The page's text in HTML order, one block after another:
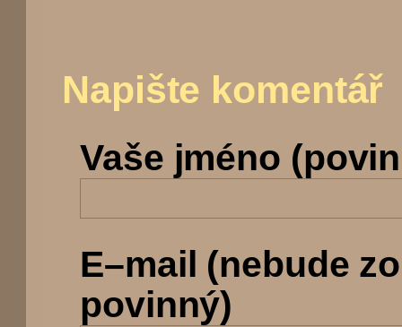
Napište komentář
Vaše jméno
E–mail (nebude
povinný)